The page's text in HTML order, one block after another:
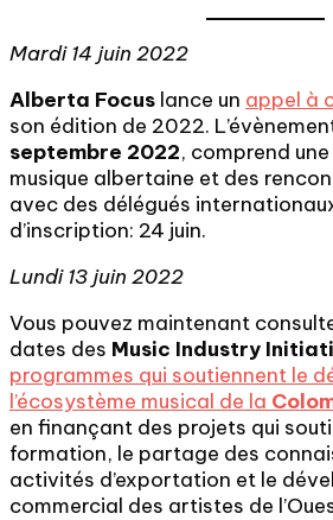
Mardi 14 juin 2022
Alberta Focus lance un appel à
son édition de 2022.
septembre 2022, comprend
musique albertaine et des
avec des délégués
d’inscription: 24 juin.
Lundi 13 juin 2022
Vous pouvez maintenant
dates des Music Industry
programmes qui soutiennent le
l’écosystème musical de la
en finançant des projets qui
formation, le partage des
activités d’exportation et le
commercial des artistes de